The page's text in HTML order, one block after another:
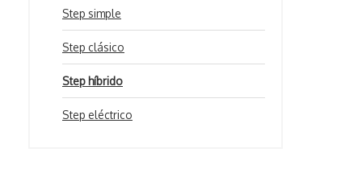
Step simple
Step clásico
Step híbrido
Step eléctrico